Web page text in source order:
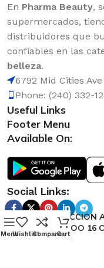
En Pharma Beauty,
supermercados,
distribuidores que
confiables en las
belleza.
6792 Mid Cities
Phone: (240) 332-
Useful Links
Footer Menu
Available On:
Social Links:
ATRACCION
BAMBOO 16
MenuWishlistCompare
0
Cart